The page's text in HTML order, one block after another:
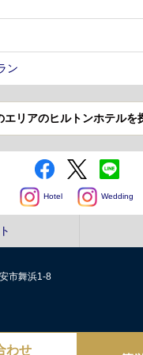
ン
エリアのヒルトンホテルを
Hotel Wedding
市舞浜1-8
わせ